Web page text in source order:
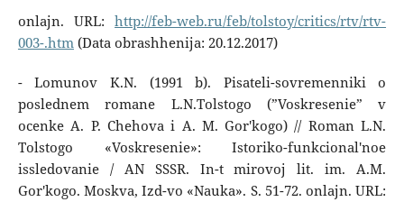
onlajn. URL:http://feb-web.ru/feb/tolstoy/critics/rtv/rtv-
003-.htm(Data obrashhenija: 20.12.2017)
- Lomunov K.N. (1991 b). Pisateli-sovremenniki o
poslednem romane L.N.Tolstogo (”Voskresenie” v
ocenke A. P. Chehova i A. M. Gor'kogo) // Roman L.N.
Tolstogo «Voskresenie»: Istoriko-funkcional'noe
issledovanie / AN SSSR. In-t mirovoj lit. im. A.M.
Gor'kogo. Moskva, Izd-vo «Nauka». S. 51-72. onlajn. URL: